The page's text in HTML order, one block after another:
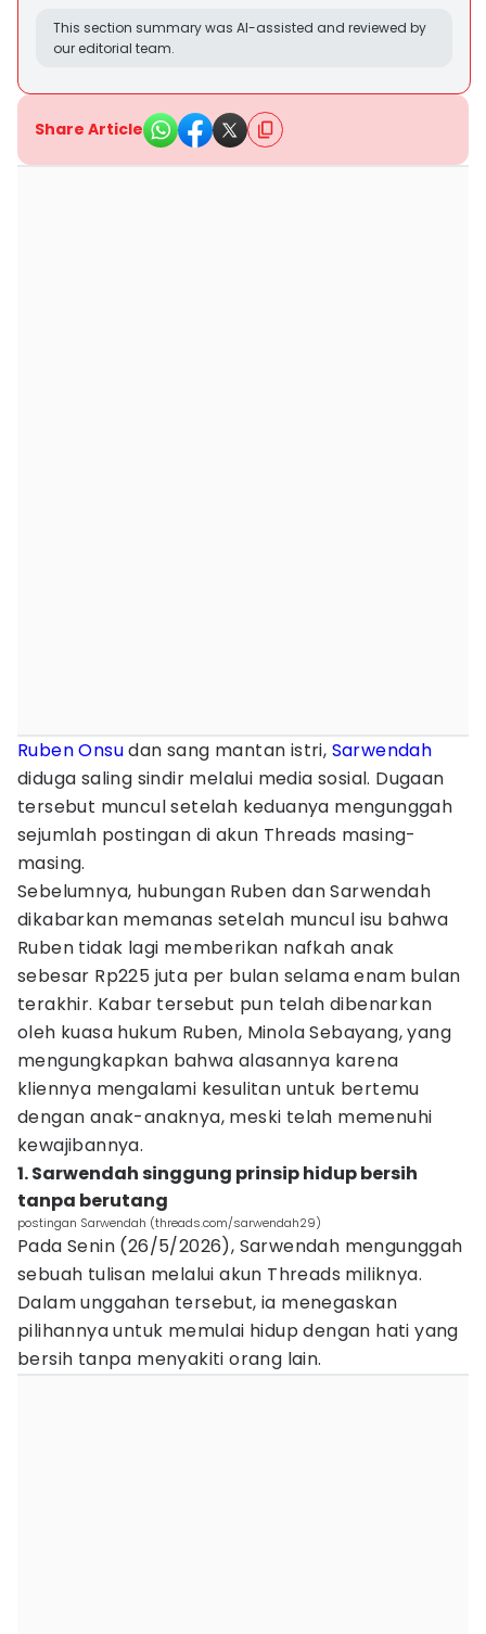
This section summary was AI-assisted and reviewed by
our editorial team.
Share Article
Ruben Onsudan sang mantan istri, Sarwendah
diduga saling sindir melalui media sosial. Dugaan
tersebut muncul setelah keduanya mengunggah
sejumlah postingan di akun Threads masing-
masing.
Sebelumnya, hubungan Ruben dan Sarwendah
dikabarkan memanas setelah muncul isu bahwa
Ruben tidak lagi memberikan nafkah anak
sebesar Rp225 juta per bulan selama enam bulan
terakhir. Kabar tersebut pun telah dibenarkan
oleh kuasa hukum Ruben, Minola Sebayang, yang
mengungkapkan bahwa alasannya karena
kliennya mengalami kesulitan untuk bertemu
dengan anak-anaknya, meski telah memenuhi
kewajibannya.
1. Sarwendah singgung prinsip hidup bersih
tanpa berutang
postingan Sarwendah (threads.com/sarwendah29)
Pada Senin (26/5/2026), Sarwendah mengunggah
sebuah tulisan melalui akun Threads miliknya.
Dalam unggahan tersebut, ia menegaskan
pilihannya untuk memulai hidup dengan hati yang
bersih tanpa menyakiti orang lain.